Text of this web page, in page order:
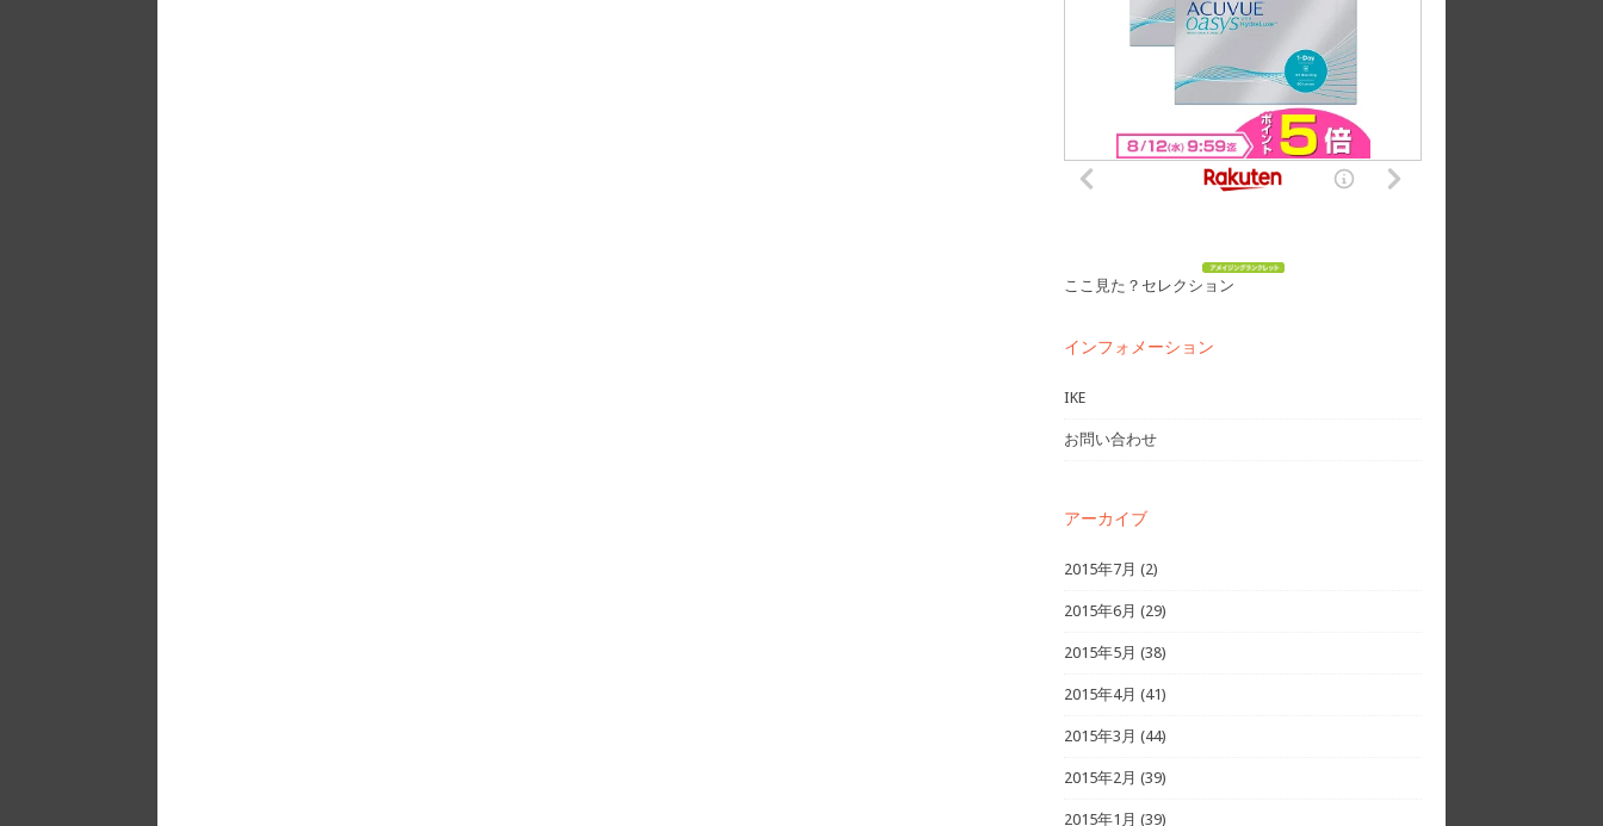
ここ見た？セレクション
インフォメーション
IKE
お問い合わせ
アーカイブ
2015年7月 (2)
2015年6月 (29)
2015年5月 (38)
2015年4月 (41)
2015年3月 (44)
2015年2月 (39)
2015年1月 (39)